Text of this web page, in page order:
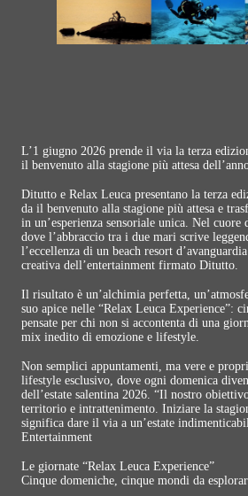
L’1 giugno 2026 prende il via la terza
il benvenuto alla stagione più attesa
Ditutto e Relax Leuca presentano la terza
da il benvenuto alla stagione più attesa e
in un’esperienza sensoriale unica. Nel
dove l’abbraccio tra i due mari scrive
l’eccellenza di un beach resort
creativa dell’entertainment firmato Ditutto.
Il risultato è un’alchimia perfetta,
suo apice nelle “Relax Leuca Experience”:
pensate per chi non si accontenta di una
mix inedito di emozione e lifestyle.
Non semplici appuntamenti, ma vere e
lifestyle esclusivo, dove ogni domenica
dell’estate salentina 2026. “Il nostro
territorio e intrattenimento. Iniziare la
significa dare il via a un’estate
Entertainment
Le giornate “Relax Leuca Experience”
Cinque domeniche, cinque mondi da